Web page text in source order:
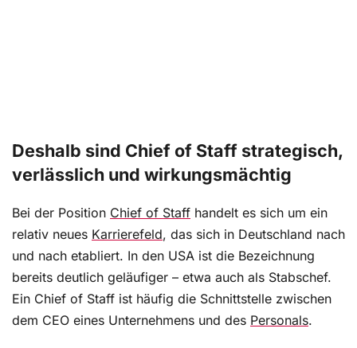
Deshalb sind Chief of Staff strategisch,
verlässlich und wirkungsmächtig
Bei der Position Chief of Staff handelt es sich um ein
relativ neues Karrierefeld, das sich in Deutschland nach
und nach etabliert. In den USA ist die Bezeichnung
bereits deutlich geläufiger – etwa auch als Stabschef.
Ein Chief of Staff ist häufig die Schnittstelle zwischen
dem CEO eines Unternehmens und des Personals.